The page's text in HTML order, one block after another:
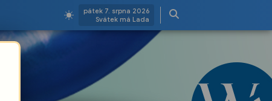
pátek 7. srpna 2026
Svátek má Lada